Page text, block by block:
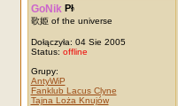
GoNik
歌姫 of the universe
Dołączyła: 04 Sie 2005
Status: offline
Grupy:
AntyWiP
Fanklub Lacus Clyne
Tajna Loża Knujów